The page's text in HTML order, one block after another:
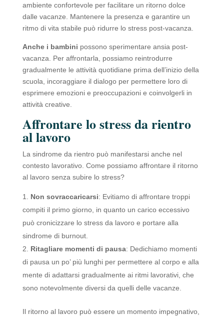
ambiente confortevole per facilitare un ritorno dolce
dalle vacanze. Mantenere la presenza e garantire un
ritmo di vita stabile può ridurre lo stress post-vacanza.
Anche i bambini possono sperimentare ansia post-
vacanza. Per affrontarla, possiamo reintrodurre
gradualmente le attività quotidiane prima dell’inizio della
scuola, incoraggiare il dialogo per permettere loro di
esprimere emozioni e preoccupazioni e coinvolgerli in
attività creative.
Affrontare lo stress da rientro
al lavoro
La sindrome da rientro può manifestarsi anche nel
contesto lavorativo. Come possiamo affrontare il ritorno
al lavoro senza subire lo stress?
Non sovraccaricarsi: Evitiamo di affrontare troppi
compiti il primo giorno, in quanto un carico eccessivo
può cronicizzare lo stress da lavoro e portare alla
sindrome di burnout.
Ritagliare momenti di pausa: Dedichiamo momenti
di pausa un po’ più lunghi per permettere al corpo e alla
mente di adattarsi gradualmente ai ritmi lavorativi, che
sono notevolmente diversi da quelli delle vacanze.
Il ritorno al lavoro può essere un momento impegnativo,